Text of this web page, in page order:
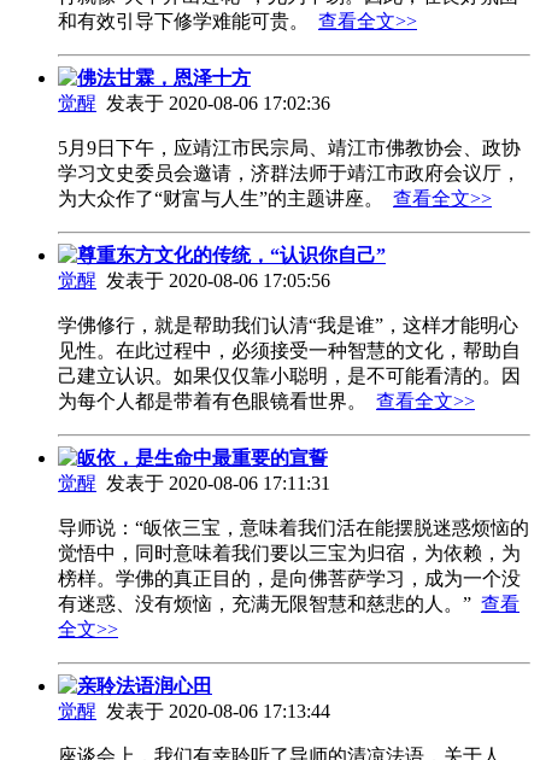
和有效引导下修学难能可贵。 查看全文>>
佛法甘霖，恩泽十方
觉醒 发表于 2020-08-06 17:02:36
5月9日下午，应靖江市民宗局、靖江市佛教协会、政协
学习文史委员会邀请，济群法师于靖江市政府会议厅，
为大众作了“财富与人生”的主题讲座。 查看全文>>
尊重东方文化的传统，“认识你自己”
觉醒 发表于 2020-08-06 17:05:56
学佛修行，就是帮助我们认清“我是谁”，这样才能明心
见性。在此过程中，必须接受一种智慧的文化，帮助自
己建立认识。如果仅仅靠小聪明，是不可能看清的。因
为每个人都是带着有色眼镜看世界。 查看全文>>
皈依，是生命中最重要的宣誓
觉醒 发表于 2020-08-06 17:11:31
导师说：“皈依三宝，意味着我们活在能摆脱迷惑烦恼的
觉悟中，同时意味着我们要以三宝为归宿，为依赖，为
榜样。学佛的真正目的，是向佛菩萨学习，成为一个没
有迷惑、没有烦恼，充满无限智慧和慈悲的人。” 查看
全文>>
亲聆法语润心田
觉醒 发表于 2020-08-06 17:13:44
座谈会上，我们有幸聆听了导师的清凉法语，关于人